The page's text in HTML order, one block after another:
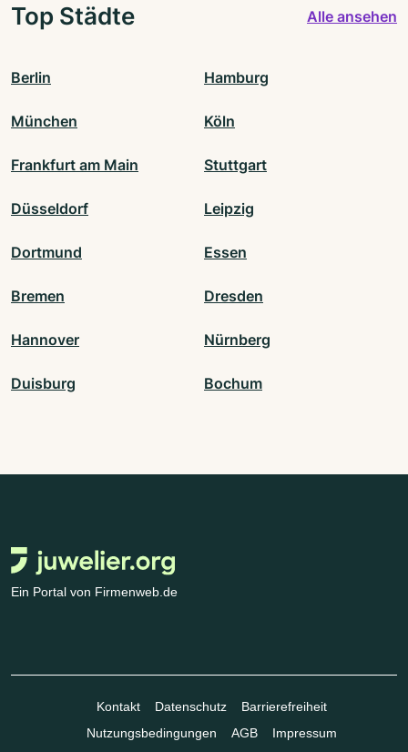
Top Städte Alle ansehen
Berlin Hamburg
München Köln
Frankfurt am Main Stuttgart
Düsseldorf Leipzig
Dortmund Essen
Bremen Dresden
Hannover Nürnberg
Duisburg Bochum
Ein Portal von Firmenweb.de
Kontakt Datenschutz
Barrierefreiheit
Nutzungsbedingungen
AGB Impressum